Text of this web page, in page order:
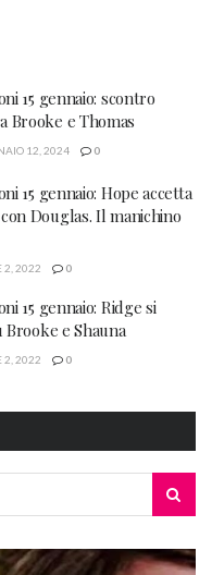
15 gennaio: scontro
Brooke e Thomas
12, 2024 0
15 gennaio: Hope accetta
Douglas. Il manichino
2, 2022 0
15 gennaio: Ridge si
Brooke e Shauna
2, 2022 0